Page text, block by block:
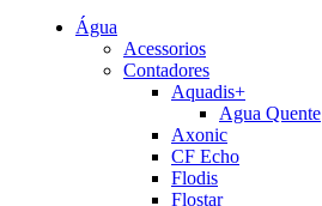
Água
Acessorios
Contadores
Aquadis+
Agua Quente
Axonic
CF Echo
Flodis
Flostar